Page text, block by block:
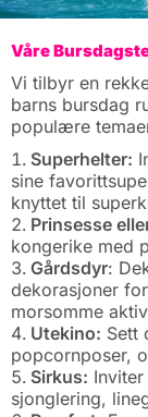
Våre
Vi tilbyr en
barns bursdag
populære
Superhelter:
sine
knyttet til
Prinsesse
kongerike med
Gårdsdyr:
dekorasjoner
morsomme
Utekino: Sett
popcornposer,
Sirkus:
sjonglering,